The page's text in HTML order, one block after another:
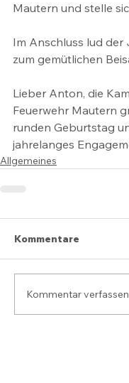
Mautern und stelle
Im Anschluss lud der
zum gemütlichen
Lieber Anton, die
Feuerwehr Mautern
runden Geburtstag
jahrelanges
Allgemeines
Kommentare
Kommentar